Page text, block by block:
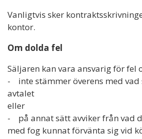
Vanligtvis sker
kontor.
Om dolda fel
Säljaren kan vara ansvarig för fel
- inte stämmer överens med vad
avtalet
eller
- på annat sätt avviker från vad
med fog kunnat förvänta sig vid